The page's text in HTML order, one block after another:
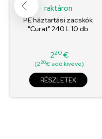
raktáron
PE háztartási zacskók
"Curat" 240 L 10 db
Ár
220€
(220€ adó.kivéve)
RÉSZLETEK